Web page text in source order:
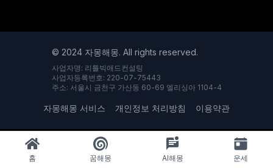
© 2024 자몽해몽. All rights reserved.
사업자명: 리틀빅애드컨설팅
사업자등록번호: 220-07-75443
주소: 서울시 금천구 가산동 60-69 엘리싱아 1104-4
자몽해몽 서비스 개인정보 처리방침 이용약관
홈 꿈해몽 AI해몽 운세